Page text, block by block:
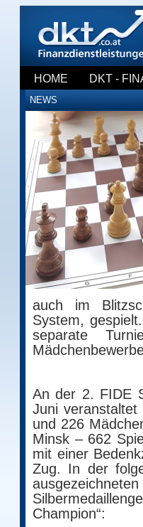
HOME DKT -
NEWS
auch im
System,
separate
An der 2. FIDE
Juni
und 226
Minsk – 662
mit einer
Zug. In der
Champion“: